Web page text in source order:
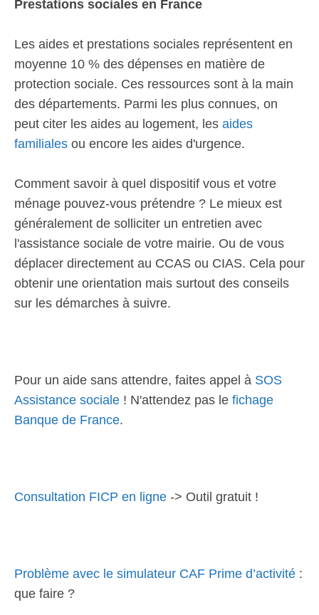
Prestations sociales en France
Les aides et prestations sociales représentent en
moyenne 10 % des dépenses en matière de
protection sociale. Ces ressources sont à la main
des départements. Parmi les plus connues, on
peut citer les aides au logement, les aides
familiales ou encore les aides d'urgence.
Comment savoir à quel dispositif vous et votre
ménage pouvez-vous prétendre ? Le mieux est
généralement de solliciter un entretien avec
l'assistance sociale de votre mairie. Ou de vous
déplacer directement au CCAS ou CIAS. Cela pour
obtenir une orientation mais surtout des conseils
sur les démarches à suivre.
Pour un aide sans attendre, faites appel à SOS
Assistance sociale ! N'attendez pas le fichage
Banque de France.
Consultation FICP en ligne -> Outil gratuit !
Problème avec le simulateur CAF Prime d’activité :
que faire ?